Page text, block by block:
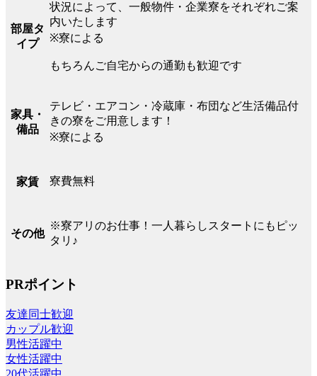
部屋タ
イプ
状況によって、一般物件・企業寮をそれぞれご案
内いたします
※寮による
もちろんご自宅からの通勤も歓迎です
家具・
備品
テレビ・エアコン・冷蔵庫・布団など生活備品付
きの寮をご用意します！
※寮による
家賃 寮費無料
その他
※寮アリのお仕事！一人暮らしスタートにもピッ
タリ♪
PRポイント
友達同士歓迎
カップル歓迎
男性活躍中
女性活躍中
20代活躍中